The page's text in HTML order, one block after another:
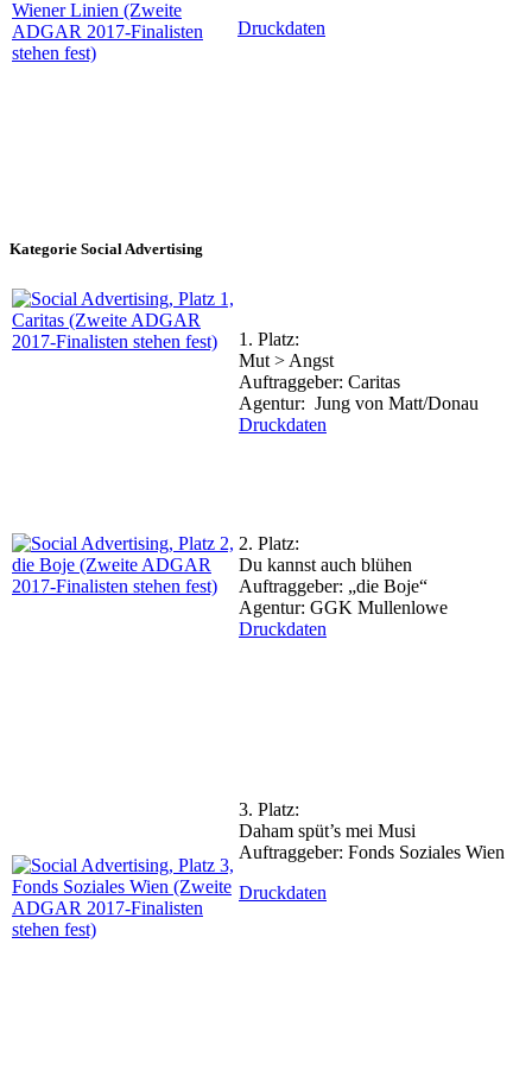
Druckdaten
Kategorie Social Advertising
1. Platz:
Mut > Angst
Auftraggeber: Caritas
Agentur: Jung von Matt/Donau
Druckdaten
2. Platz:
Du kannst auch blühen
Auftraggeber: „die Boje“
Agentur: GGK Mullenlowe
Druckdaten
3. Platz:
Daham spüt’s mei Musi
Auftraggeber: Fonds Soziales Wien
Druckdaten